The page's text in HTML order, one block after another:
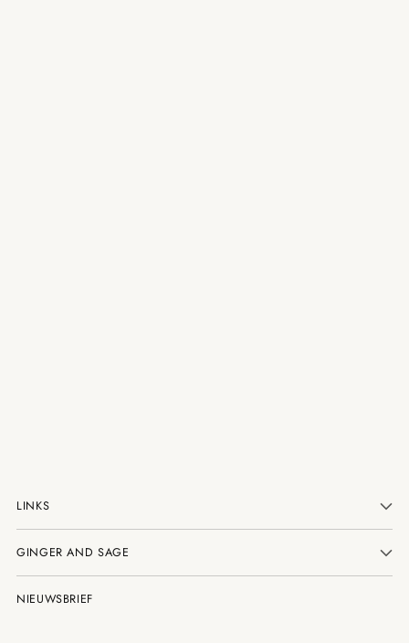
LINKS
GINGER AND SAGE
NIEUWSBRIEF